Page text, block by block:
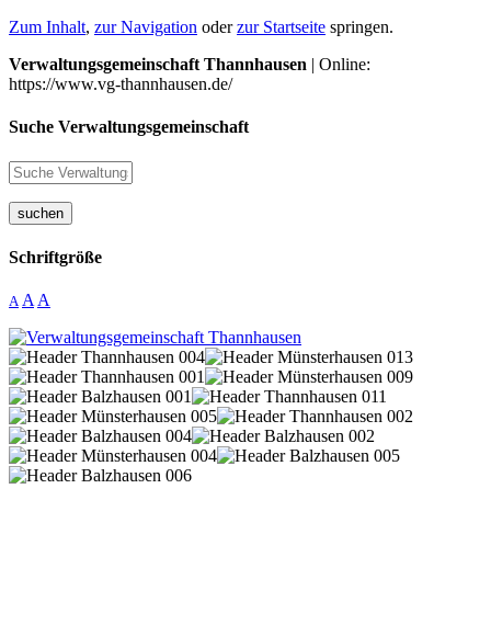
Zum Inhalt, zur Navigation oderzur Startseite springen.
Verwaltungsgemeinschaft Thannhausen | Online:
https://www.vg-thannhausen.de/
Suche Verwaltungsgemeinschaft
suchen
Schriftgröße
A A A